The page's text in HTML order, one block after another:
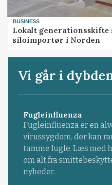
BUSINESS
Lokalt generationsskifte
siloimportør i Norden
Vi går i
Fugleinfluenza
Fugleinfluenza er en
virussygdom, der kan
tamme fugle. Læs med
om alt fra
nyheder.